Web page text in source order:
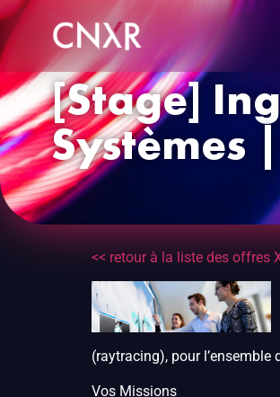
[Stage]
Systèmes
<< retour à la liste des offres
(raytracing), pour
Vos Missions